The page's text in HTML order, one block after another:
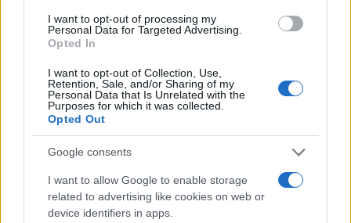
I want to opt-out of processing my
Personal Data for Targeted Advertising.
Opted In
I want to opt-out of Collection, Use,
Retention, Sale, and/or Sharing of my
Personal Data that Is Unrelated with the
Purposes for which it was collected.
Opted Out
Google consents
I want to allow Google to enable storage
related to advertising like cookies on web or
device identifiers in apps.